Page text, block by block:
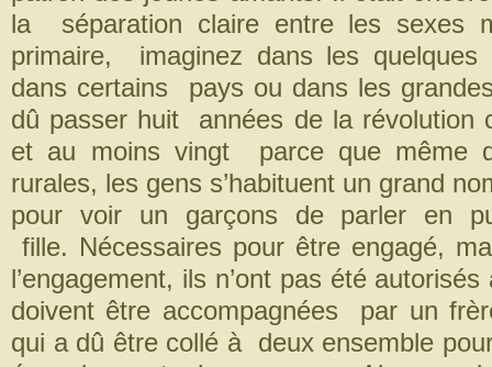
la séparation claire entre les sexes
primaire, imaginez dans les quelques
dans certains pays ou dans les
dû passer huit années de la révolution
et au moins vingt parce que même
rurales, les gens s’habituent un grand
pour voir un garçons de parler en
fille. Nécessaires pour être engagé,
l’engagement, ils n’ont pas été
doivent être accompagnées par un
qui a dû être collé à deux ensemble